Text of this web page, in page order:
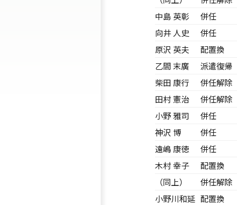
中島 英彰
併任
向井 人史
併任
原沢 英夫
配置換
乙間 末廣
派遣復帰
柴田 康行
併任解除
田村 憲治
併任解除
小野 雅司
併任
神沢 博
併任
遠嶋 康徳
併任
木村 幸子
配置換
（同上）
併任解除
小野川和延 配置換